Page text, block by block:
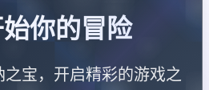
你的冒险
宝，开启精彩的游戏之